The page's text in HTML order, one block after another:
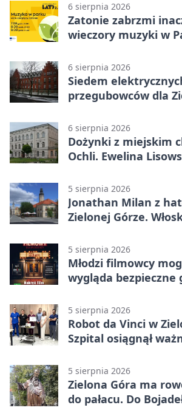
6 sierpnia 2026
Zatonie zabrzmi
wieczory muzyki w
6 sierpnia 2026
Siedem
przegubowców dla
6 sierpnia 2026
Dożynki z miejskim
Ochli. Ewelina
5 sierpnia 2026
Jonathan Milan z
Zielonej Górze.
5 sierpnia 2026
Młodzi filmowcy
wygląda bezpieczne
5 sierpnia 2026
Robot da Vinci w
Szpital osiągnął
5 sierpnia 2026
Zielona Góra ma
do pałacu. Do